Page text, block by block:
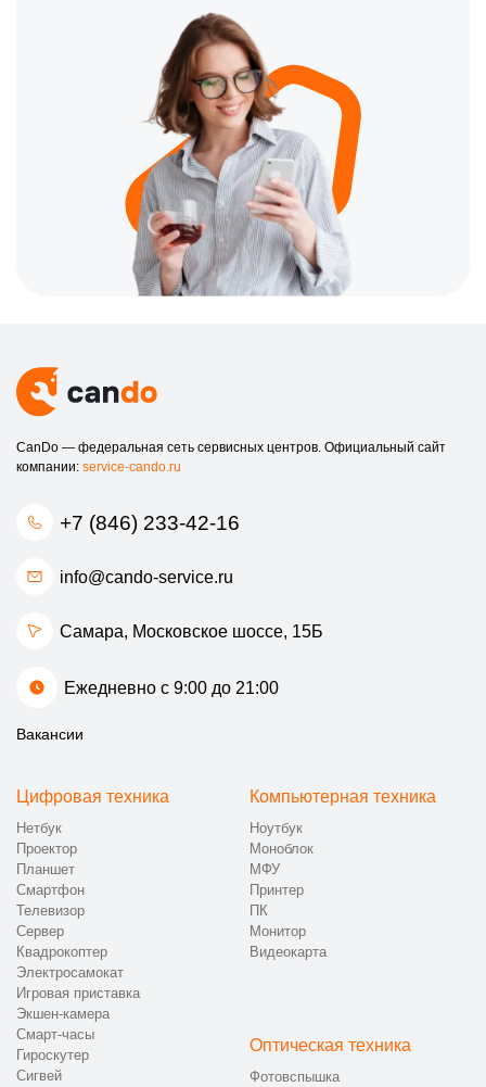
Процесс обслуживания в нашем центре прост и понятен:
Прием оборудования:Принимаем вашу видеокарту в
удобное для вас время по адресу: Московское шоссе,
Диагностика:
Определяем проблему и обсуждаем с
вами план ремонта.
Выполняем все необходимые работы в
кратчайшие сроки.
Не позволяйте техническим проблемам мешать вашей работе
Для записи на ремонт и консультации звоните по номеру +7
(846) 233-42-16. Мы всегда рады помочь вам!
CanDo — федеральная сеть сервисных центров. Официальный сайт
компании: service-cando.ru
+7 (846) 233-42-16
info@cando-service.ru
Самара, Московское шоссе, 15Б
Ежедневно с 9:00 до 21:00
Вакансии
Цифровая техника
Нетбук
Проектор
Планшет
Смартфон
Телевизор
Сервер
Квадрокоптер
Электросамокат
Игровая приставка
Экшен-камера
Смарт-часы
Гироскутер
Сигвей
Компьютерная техника
Ноутбук
Моноблок
МФУ
Принтер
ПК
Монитор
Видеокарта
Оптическая техника
Фотовспышка